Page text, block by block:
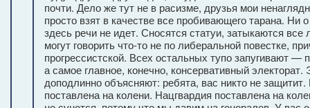
почти. Дело же тут не в расизме, друзья мои
просто взят в качестве все пробивающего тарана. Ни
здесь речи не идет. Сносятся статуи, затыкаются
могут говорить что-то не по либеральной повестке,
прогрессистской. Всех остальных тупо запугивают —
а самое главное, конечно, консервативный электорат.
доподлинно объясняют: ребята, вас никто не
поставлена на колени. Нацгвардия поставлена на